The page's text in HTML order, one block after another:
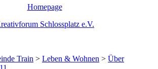
Homepage
Schlossplatz e.V.
Train > Leben & Wohnen > Über